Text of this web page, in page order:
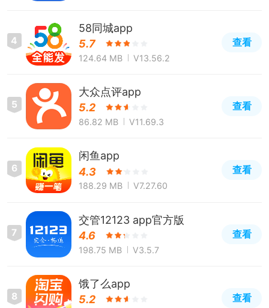
4
58同城app
5.7
124.64 MB V13.56.2
查看
5
大众点评app
5.2
86.82 MB V11.69.3
查看
6
闲鱼app
4.3
188.29 MB V7.27.60
查看
7
交管12123 app官方版
4.6
198.75 MB V3.5.7
查看
8
饿了么app
5.2
查看